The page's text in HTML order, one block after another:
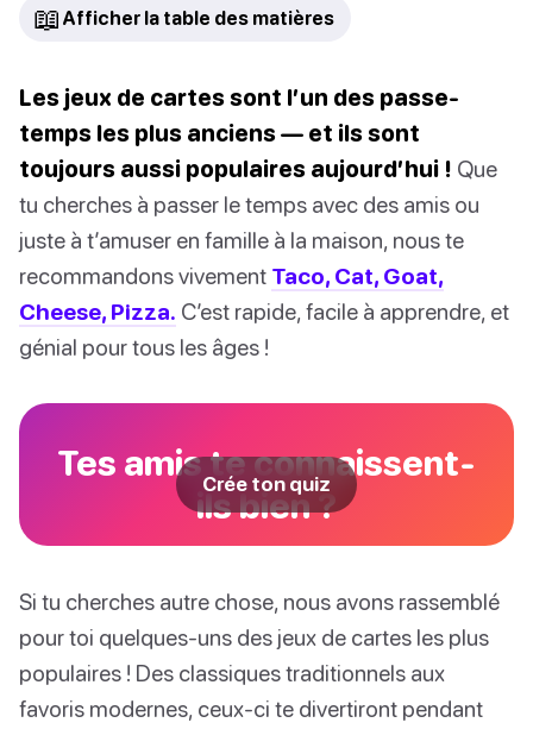
📖 Afficher la table des matières
Les jeux de cartes sont l’un des passe-
temps les plus anciens — et ils sont
toujours aussi populaires aujourd’hui ! Que
tu cherches à passer le temps avec des amis ou
juste à t’amuser en famille à la maison, nous te
recommandons vivement Taco, Cat, Goat,
Cheese, Pizza. C’est rapide, facile à apprendre, et
génial pour tous les âges !
Tes amis te connaissent-
ils bien ?
Crée ton quiz
Si tu cherches autre chose, nous avons rassemblé
pour toi quelques-uns des jeux de cartes les plus
populaires ! Des classiques traditionnels aux
favoris modernes, ceux-ci te divertiront pendant